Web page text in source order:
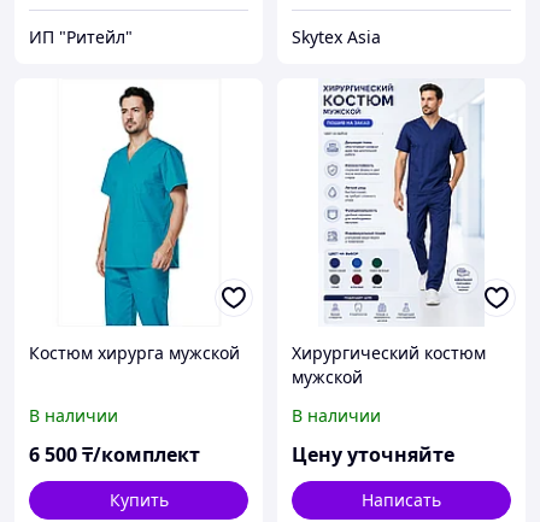
ИП "Ритейл" Skytex Asia
Костюм хирурга мужской
В наличии
6 500₸/комплект
Купить
Хирургический костюм
мужской
В наличии
Цену уточняйте
Написать